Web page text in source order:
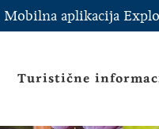
Mobilna aplikacija
Turistične